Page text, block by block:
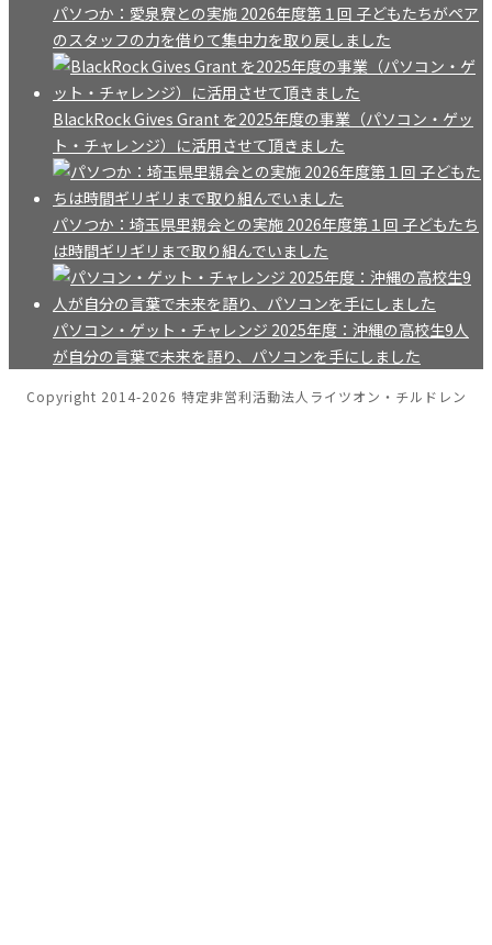
パソつか：愛泉寮との実施 2026年度第１回 子どもたちがペア
のスタッフの力を借りて集中力を取り戻しました
BlackRock Gives Grant を2025年度の事業（パソコン・ゲッ
ト・チャレンジ）に活用させて頂きました
パソつか：埼玉県里親会との実施 2026年度第１回 子どもたち
は時間ギリギリまで取り組んでいました
パソコン・ゲット・チャレンジ 2025年度：沖縄の高校生9人
が自分の言葉で未来を語り、パソコンを手にしました
Copyright 2014-2026 特定非営利活動法人ライツオン・チルドレン